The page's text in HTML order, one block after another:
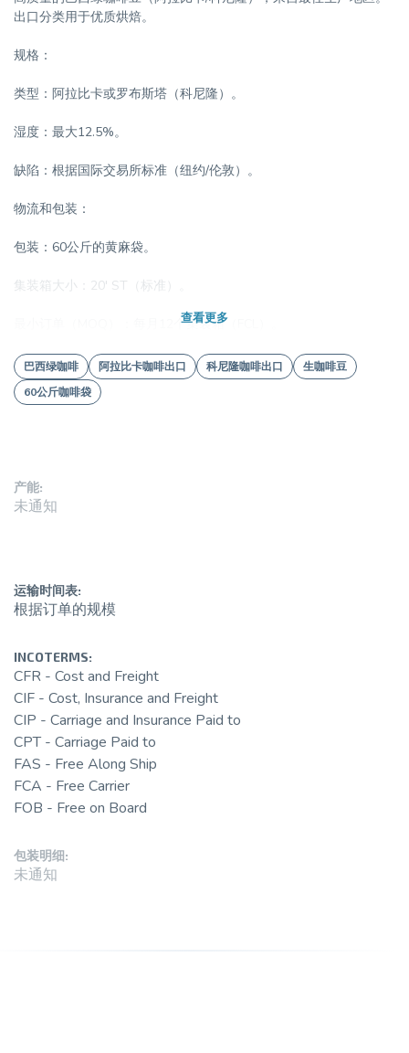
出口分类用于优质烘焙。
规格：
类型：阿拉比卡或罗布斯塔（科尼隆）。
湿度：最大12.5%。
缺陷：根据国际交易所标准（纽约/伦敦）。
物流和包装：
包装：60公斤的黄麻袋。
集装箱大小：20' ST（标准）。
最小订单（MOQ）：每月12个集装箱（FCL）。
运输：仅限集装箱运输（我们不发散装货物）。
装运政策：严格通过集装箱（FCL）。我们不与散货船（散装）或一
查看更多
巴西绿咖啡 阿拉比卡咖啡出口 科尼隆咖啡出口
生咖啡豆
60公斤咖啡袋
产能:
未通知
运输时间表:
根据订单的规模
INCOTERMS:
CFR - Cost and Freight
CIF - Cost, Insurance and Freight
CIP - Carriage and Insurance Paid to
CPT - Carriage Paid to
FAS - Free Along Ship
FCA - Free Carrier
FOB - Free on Board
包装明细:
未通知